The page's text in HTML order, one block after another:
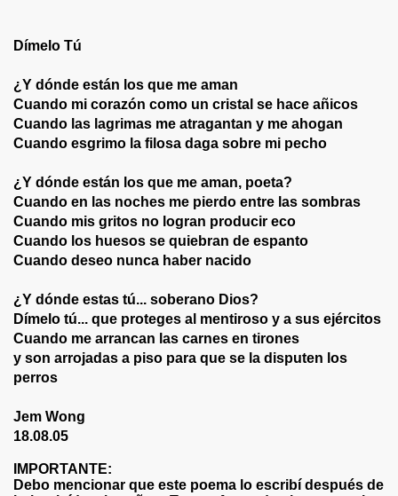
Dímelo Tú
¿Y dónde están los que me aman
Cuando mi corazón como un cristal se hace añicos
Cuando las lagrimas me atragantan y me ahogan
Cuando esgrimo la filosa daga sobre mi pecho
¿Y dónde están los que me aman, poeta?
Cuando en las noches me pierdo entre las sombras
Cuando mis gritos no logran producir eco
Cuando los huesos se quiebran de espanto
Cuando deseo nunca haber nacido
¿Y dónde estas tú... soberano Dios?
Dímelo tú... que proteges al mentiroso y a sus ejércitos
Cuando me arrancan las carnes en tirones
y son arrojadas a piso para que se la disputen los
perros
Jem Wong
18.08.05
IMPORTANTE:
Debo mencionar que este poema lo escribí después de
(María Ofelia Reimundo –Jem Wong)
– JEM WONG)
Quema